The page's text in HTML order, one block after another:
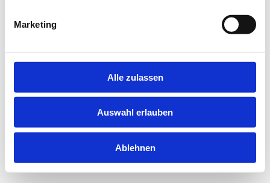
Marketing
Alle zulassen
Auswahl erlauben
Ablehnen